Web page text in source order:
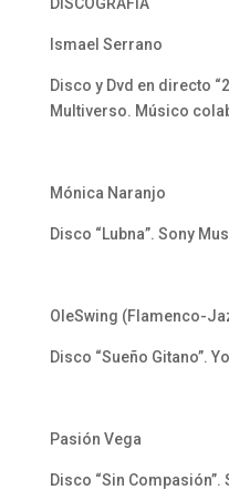
Ismael Serrano
Disco y Dvd en directo
Multiverso. Músico
Mónica Naranjo
Disco “Lubna”. Sony
OleSwing (Flamenco-
Disco “Sueño Gitano”.
Pasión Vega
Disco “Sin